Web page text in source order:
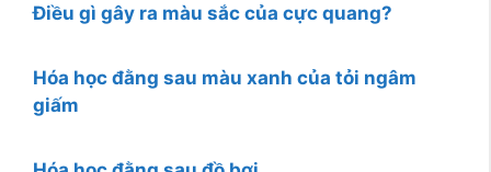
Điều gì gây ra màu sắc của cực quang?
Hóa học đằng sau màu xanh của tỏi ngâm
giấm